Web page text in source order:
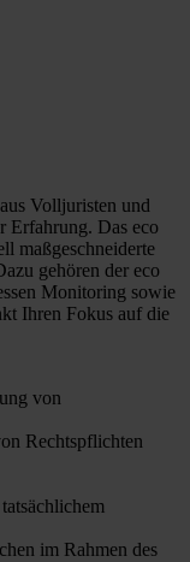
Volljuristen und
Erfahrung. Das eco
maßgeschneiderte
gehören der eco
Monitoring sowie
Ihren Fokus auf die
von
Rechtspflichten
im Rahmen des